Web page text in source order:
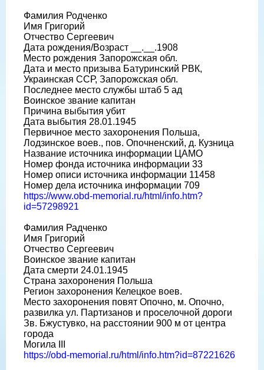
Фамилия Родченко
Имя Григорий
Отчество Сергеевич
Дата рождения/Возраст __.__.1908
Место рождения Запорожская обл.
Дата и место призыва Батуринский РВК,
Украинская ССР, Запорожская обл.
Последнее место службы штаб 5 ад
Воинское звание капитан
Причина выбытия убит
Дата выбытия 28.01.1945
Первичное место захоронения Польша,
Лодзинское воев., пов. Опочненский, д. Кузница
Название источника информации ЦАМО
Номер фонда источника информации 33
Номер описи источника информации 11458
Номер дела источника информации 709
https://www.obd-memorial.ru/html/info.htm?
id=57298921
Фамилия Радченко
Имя Григорий
Отчество Сергеевич
Воинское звание капитан
Дата смерти 24.01.1945
Страна захоронения Польша
Регион захоронения Келецкое воев.
Место захоронения повят Опочно, м. Опочно,
развилка ул. Партизанов и проселочной дороги
Зв. Бжустувко, на расстоянии 900 м от центра
города
Могила III
https://obd-memorial.ru/html/info.htm?id=87221626